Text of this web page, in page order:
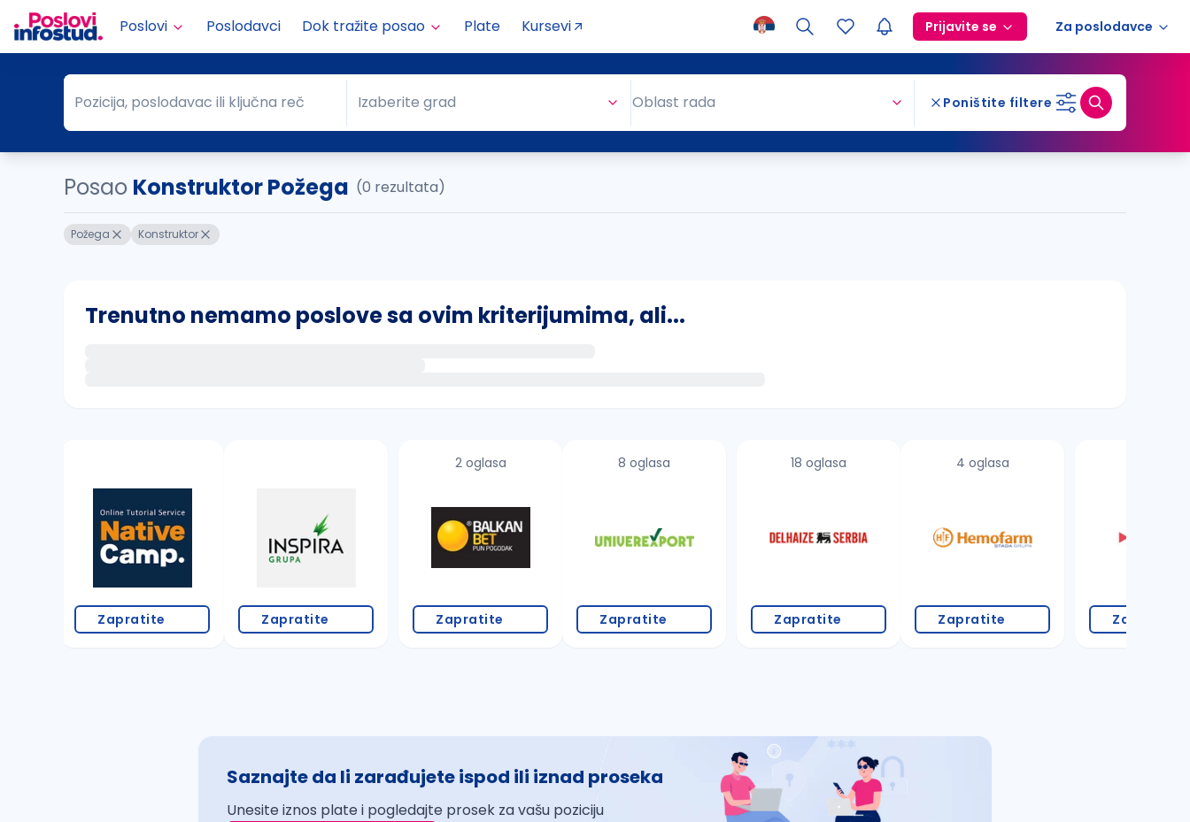
Poslovi Poslodavci Dok tražite posao Plate Kursevi Prijavite se Za poslodavce
Pozicija, poslodavac ili ključna reč
Pozicija, poslodavac ili ključna reč Grad
Izaberite grad Oblast rada Poništite filtere
Posao Konstruktor Požega (0 rezultata)
Požega Konstruktor
Trenutno nemamo poslove sa ovim kriterijumima, ali...
proverite pravopisne greške (koristite č, ć, š, đ, ž, dž)
povećajte radijus za odabrani grad
Zapratite Zapratite
2 oglasa
Zapratite
8 oglasa
Zapratite
18 oglasa
Zapratite
4 oglasa
Zapratite Zapratite
Saznajte da li zarađujete ispod ili iznad proseka
Unesite iznos plate i pogledajte prosek za vašu poziciju